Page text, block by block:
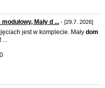
Mały d ... - [29.7. 2026]
jest w komplecie. Mały dom
...